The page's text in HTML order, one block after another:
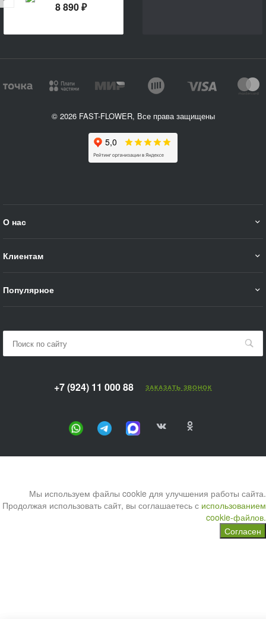
8 890 ₽
© 2026 FAST-FLOWER, Все права защищены
О нас
Клиентам
Популярное
+7 (924) 11 000 88 ЗАКАЗАТЬ ЗВОНОК
Мы используем файлы cookie для улучшения работы сайта.
Продолжая использовать сайт, вы соглашаетесь с использованием
cookie-файлов.
Согласен